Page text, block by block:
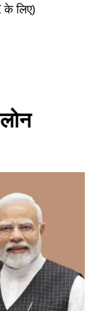
के लिए)